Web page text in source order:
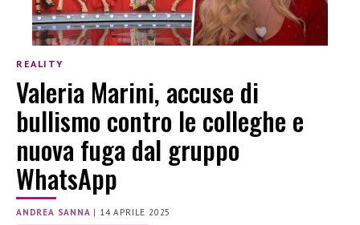
REALITY
Valeria Marini, accuse di
bullismo contro le colleghe e
nuova fuga dal gruppo
WhatsApp
ANDREA SANNA | 14 APRILE 2025